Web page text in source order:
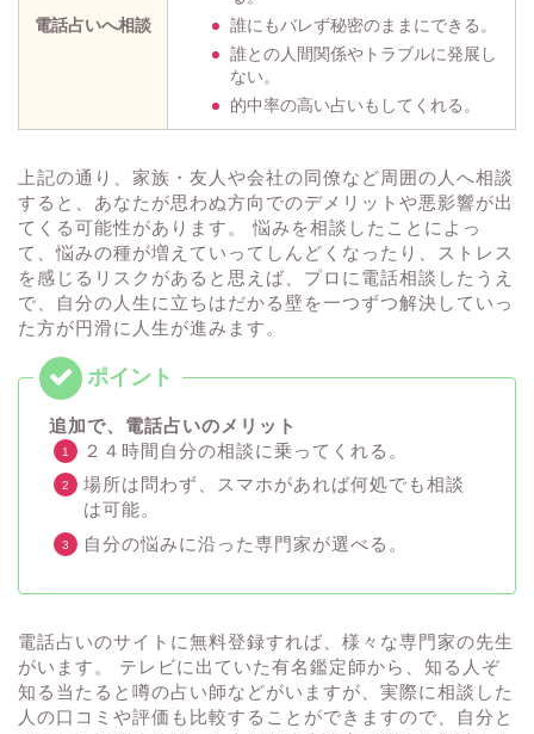
電話占いへ相談
誰にもバレず秘密のままにできる。
誰との人間関係やトラブルに発展し
ない。
的中率の高い占いもしてくれる。
上記の通り、家族・友人や会社の同僚など周囲の人へ相談
すると、あなたが思わぬ方向でのデメリットや悪影響が出
てくる可能性があります。 悩みを相談したことによっ
て、悩みの種が増えていってしんどくなったり、ストレス
を感じるリスクがあると思えば、プロに電話相談したうえ
で、自分の人生に立ちはだかる壁を一つずつ解決していっ
た方が円滑に人生が進みます。
追加で、電話占いのメリット
２４時間自分の相談に乗ってくれる。
場所は問わず、スマホがあれば何処でも相談
は可能。
自分の悩みに沿った専門家が選べる。
電話占いのサイトに無料登録すれば、様々な専門家の先生
がいます。 テレビに出ていた有名鑑定師から、知る人ぞ
知る当たると噂の占い師などがいますが、実際に相談した
人の口コミや評価も比較することができますので、自分と